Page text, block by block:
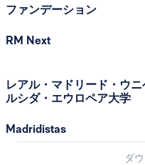
ファンデーション
RM Next
レアル・マドリード・ウニ
ルシダ・エウロペア大学
Madridistas
ダ